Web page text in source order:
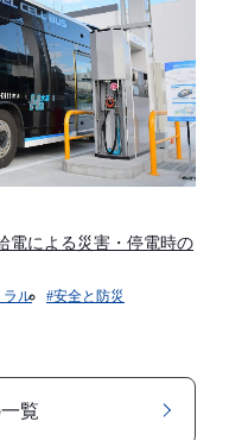
電による災害・停電時の
ラル
#安全と防災​
覧